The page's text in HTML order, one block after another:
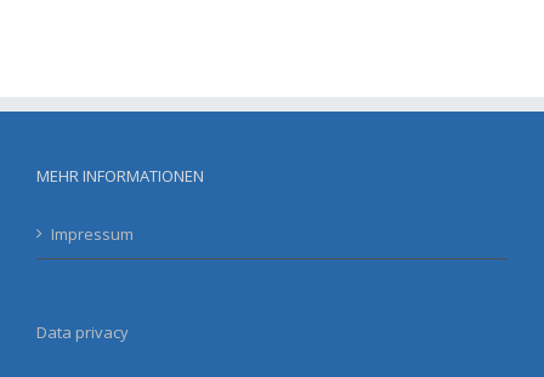
MEHR INFORMATIONEN
Impressum
Data privacy